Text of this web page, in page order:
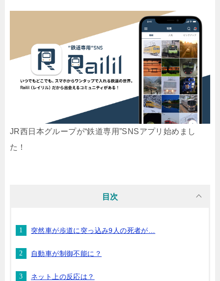
JR西日本グループが“鉄道専用”SNSアプリ始めまし
た！
目次
突然車が歩道に突っ込み9人の死者が…
自動車が制御不能に？
ネット上の反応は？